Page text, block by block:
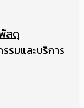
สดุ
รมและบริการ